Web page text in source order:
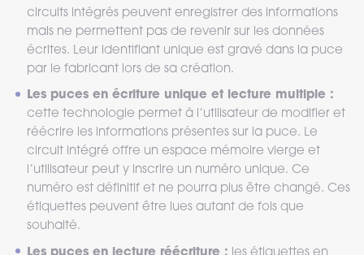
circuits intégrés peuvent enregistrer des informations
mais ne permettent pas de revenir sur les données
écrites. Leur identifiant unique est gravé dans la puce
par le fabricant lors de sa création.
Les puces en écriture unique et lecture multiple :
cette technologie permet à l’utilisateur de modifier et
réécrire les informations présentes sur la puce. Le
circuit intégré offre un espace mémoire vierge et
l’utilisateur peut y inscrire un numéro unique. Ce
numéro est définitif et ne pourra plus être changé. Ces
étiquettes peuvent être lues autant de fois que
souhaité.
Les puces en lecture réécriture : les étiquettes en